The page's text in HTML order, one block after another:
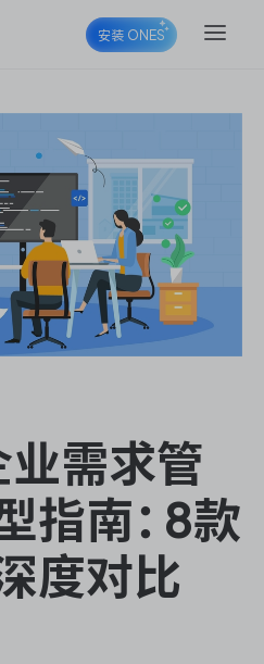
安装 ONES
需求管
指南：8款
度对比